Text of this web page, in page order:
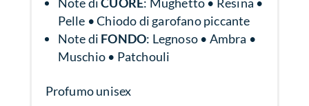
Note diCUORE: Mughetto • Resina •
Pelle • Chiodo di garofano piccante
Note di FONDO: Legnoso • Ambra •
Muschio • Patchouli
Profumo unisex